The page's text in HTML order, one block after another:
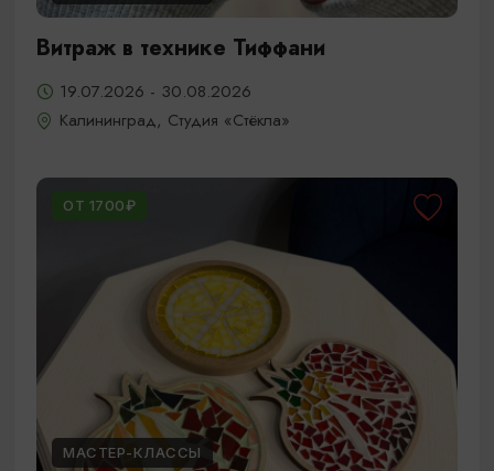
Витраж в технике Тиффани
19.07.2026 - 30.08.2026
Калининград, Студия «Стёкла»
ОТ 1700₽
МАСТЕР-КЛАССЫ